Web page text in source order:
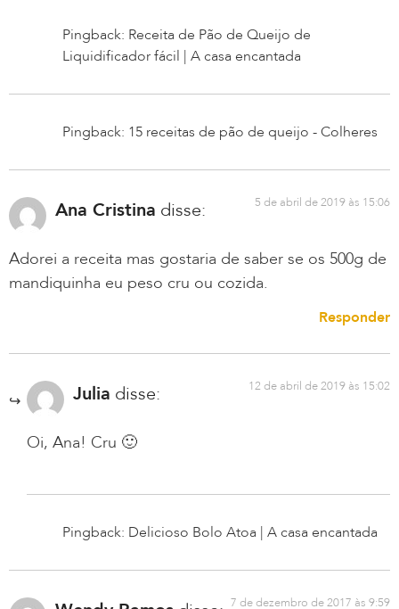
Pingback: Receita de Pão de Queijo de
Liquidificador fácil | A casa encantada
Pingback: 15 receitas de pão de queijo - Colheres
Ana Cristina disse: 5 de abril de 2019 às 15:06
Adorei a receita mas gostaria de saber se os 500g de
mandiquinha eu peso cru ou cozida.
Responder
Julia disse: 12 de abril de 2019 às 15:02
Oi, Ana! Cru 🙂
Pingback: Delicioso Bolo Atoa | A casa encantada
7 de dezembro de 2017 às 9:59